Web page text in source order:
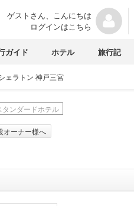
ゲストさん、こんにちは
ログインはこちら
ガイド ホテル 旅行記
ェラトン 神戸三宮
タンダードホテル
オーナー様へ